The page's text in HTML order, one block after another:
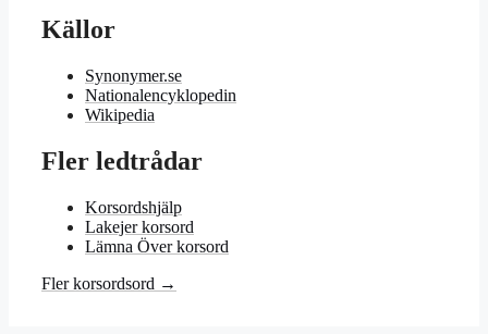
Källor
Synonymer.se
Nationalencyklopedin
Wikipedia
Fler ledtrådar
Korsordshjälp
Lakejer korsord
Lämna Över korsord
Fler korsordsord →